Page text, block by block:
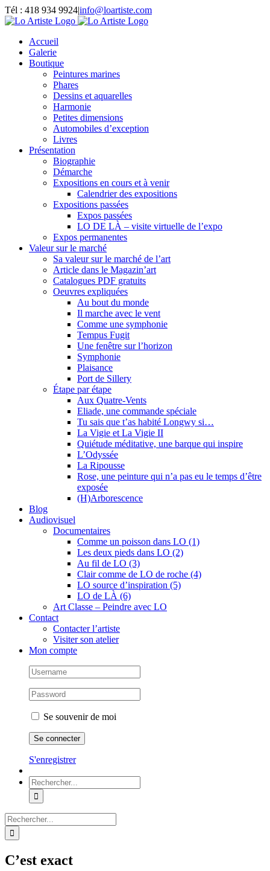
Passer
au
Tél : 418 934 9924|info@loartiste.com
Facebook
Instagram
Email
Pinterest
YouTube
Accueil
Galerie
Boutique
Peintures marines
Phares
Dessins et aquarelles
Harmonie
Petites dimensions
Automobiles d’exception
Livres
Présentation
Biographie
Démarche
Expositions en cours et à venir
Calendrier des expositions
Expositions passées
Expos passées
LO DE LÀ – visite virtuelle de l’expo
Expos permanentes
Valeur sur le marché
Sa valeur sur le marché de l’art
Article dans le Magazin’art
Catalogues PDF gratuits
Oeuvres expliquées
Au bout du monde
Il marche avec le vent
Comme une symphonie
Tempus Fugit
Une fenêtre sur l’horizon
Symphonie
Plaisance
Port de Sillery
Étape par étape
Aux Quatre-Vents
Eliade, une commande spéciale
Tu sais que t’as habité Longwy si…
La Vigie et La Vigie II
Quiétude méditative, une barque qui inspire
L’Odyssée
La Ripousse
Rose, une peinture qui n’a pas eu le temps d’être
exposée
(H)Arborescence
Blog
Audiovisuel
Documentaires
Comme un poisson dans LO (1)
Les deux pieds dans LO (2)
Au fil de LO (3)
Clair comme de LO de roche (4)
LO source d’inspiration (5)
LO de LÀ (6)
Art Classe – Peindre avec LO
Contact
Contacter l’artiste
Visiter son atelier
Mon compte
Se souvenir de moi
S'enregistrer
Rechercher:
Rechercher:
C’est exact